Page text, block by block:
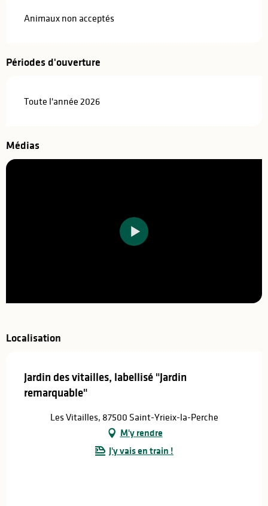
Animaux non acceptés
Périodes d'ouverture
Toute l'année 2026
Médias
Localisation
Jardin des vitailles, labellisé "Jardin
remarquable"
Les Vitailles, 87500 Saint-Yrieix-la-Perche
M'y rendre
J'y vais en train !